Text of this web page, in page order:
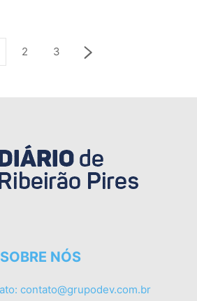
2 3
SOBRE NÓS
contato@grupodev.com.br